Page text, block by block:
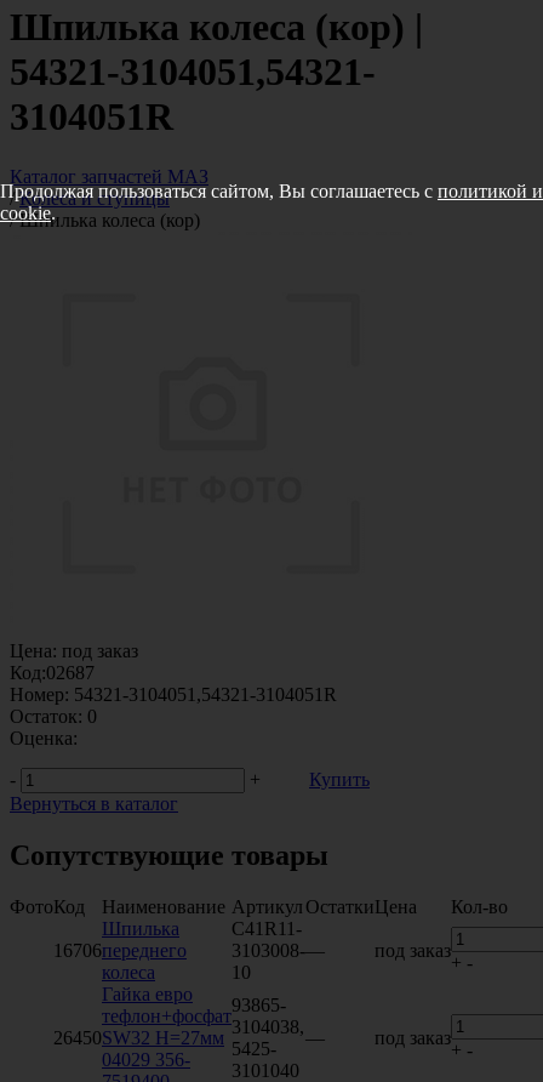
Шпилька колеса (кор) |
54321-3104051,54321-
3104051R
Каталог запчастей МАЗ
/ Колеса и ступицы
/ Шпилька колеса (кор)
Цена: под заказ
Код:02687
Номер: 54321-3104051,54321-3104051R
Остаток: 0
Оценка:
-
+
Купить
Вернуться в каталог
Сопутствующие товары
ФотоКод Наименование Артикул ОстаткиЦена Кол-во
16706
Шпилька
переднего
колеса
C41R11-
3103008-
10
— под заказ
+ -
26450
Гайка евро
тефлон+фосфат
SW32 H=27мм
04029 356-
93865-
3104038,
5425-
3101040
— под заказ
+ -
Продолжая пользоваться сайтом, Вы соглашаетесь с политикой
cookie.